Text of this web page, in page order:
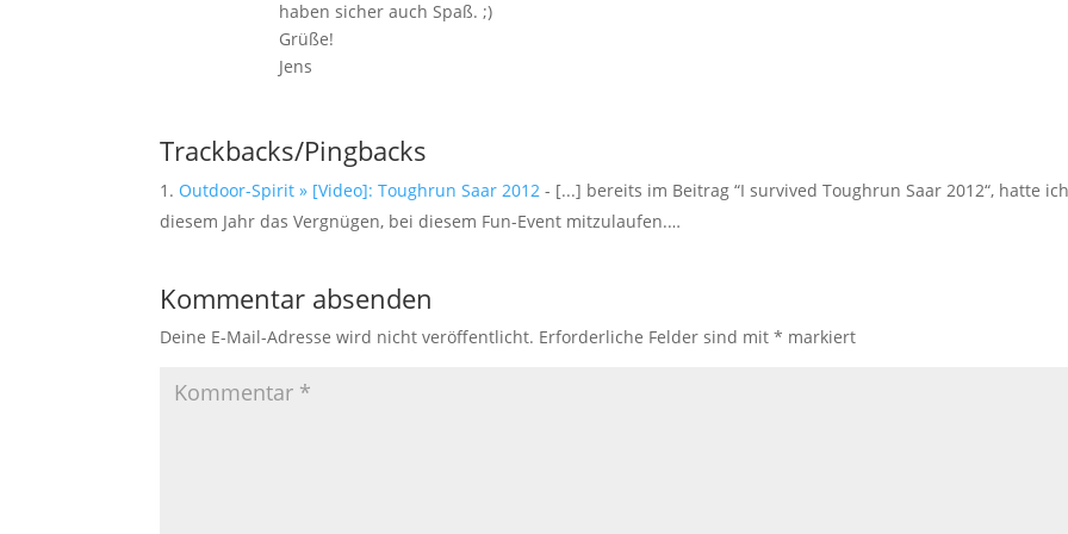
haben sicher auch Spaß. ;)
Grüße!
Jens
Trackbacks/Pingbacks
Outdoor-Spirit » [Video]: Toughrun Saar 2012 - [...] bereits im Beitrag “I survived Toughrun Saar 2012“, hatte
diesem Jahr das Vergnügen, bei diesem Fun-Event mitzulaufen.…
Kommentar absenden
Deine E-Mail-Adresse wird nicht veröffentlicht. Erforderliche Felder sind mit* markiert